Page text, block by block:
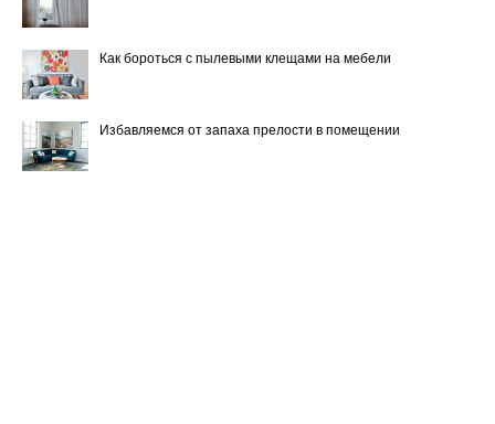
Как бороться с пылевыми клещами на мебели
Избавляемся от запаха прелости в помещении